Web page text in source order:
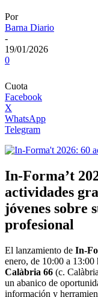
Por
Barna Diario
-
19/01/2026
0
Cuota
Facebook
X
WhatsApp
Telegram
In-Forma’t
actividades
jóvenes sobre
profesional
El lanzamiento de In-
enero, de 10:00 a 13:00
Calàbria 66 (c.
un abanico de
información y